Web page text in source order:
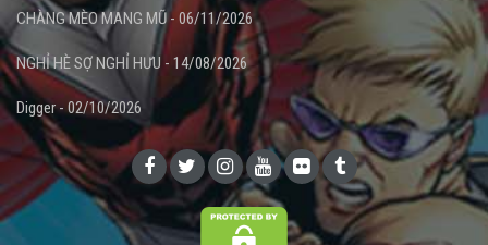
CHÀNG MÈO MANG MŨ - 06/11/2026
NGHỈ HÈ SỢ NGHỈ HƯU - 14/08/2026
Digger - 02/10/2026